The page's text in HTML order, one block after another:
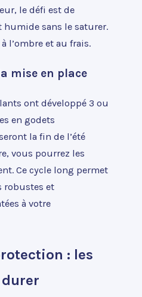
le défi est de
sans le saturer.
l’ombre et au frais.
mise en place
ont développé 3 ou
en godets
la fin de l’été
vous pourrez les
Ce cycle long permet
robustes et
à votre
: les